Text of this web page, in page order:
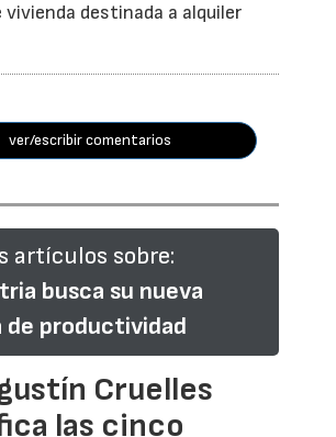
destinada a alquiler
ver/escribir comentarios
artículos sobre:
busca su nueva
productividad
Cruelles
las cinco